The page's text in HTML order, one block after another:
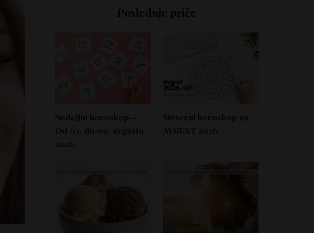
Poslednje priče
Nedeljni horoskop –
Od 03. do 09. avgusta
2026.
Mesečni horoskop za
AVGUST 2026.